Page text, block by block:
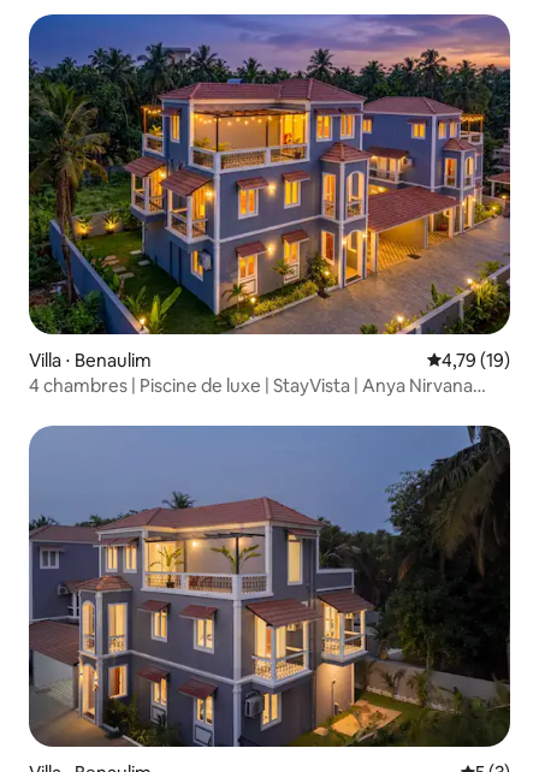
Villa ⋅ Benaulim Évaluation
4,79 (19)
4 chambres | Piscine de luxe | StayVista | Anya Nirvana